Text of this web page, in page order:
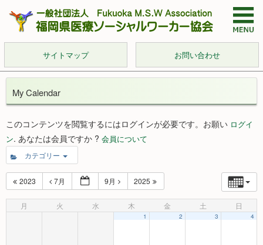
サイトマップ お問い合わせ
My Calendar
このコンテンツを閲覧するにはログインが必要です。お願い ログイ
ン. あなたは会員ですか ? 会員について
カテゴリー
2023 7月 9月 2025
月 火 水 木 金 土 日
1 2 3 4